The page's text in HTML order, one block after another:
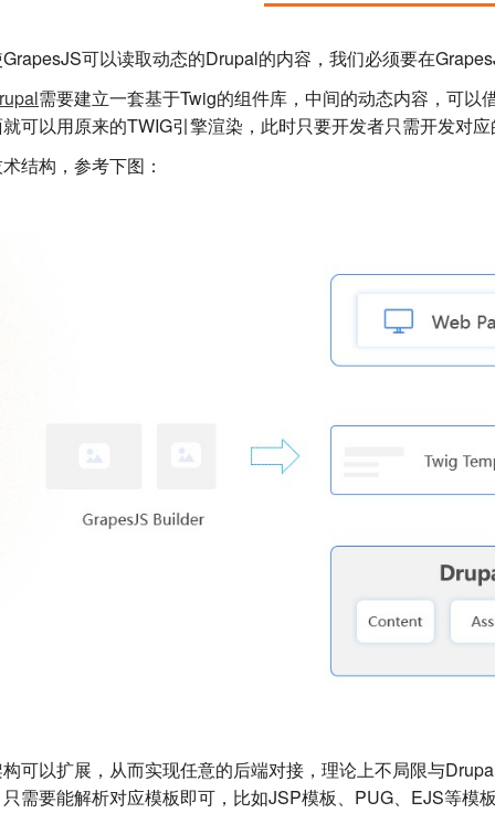
可以读取动态的Drupal的内容，我们必须要在
需要建立一套基于Twig的组件库，中间的动态内容，可
可以用原来的TWIG引擎渲染，此时只要开发者只需开发对应
结构，参考下图：
可以扩展，从而实现任意的后端对接，理论上不局限与
需要能解析对应模板即可，比如JSP模板、PUG、EJS等模